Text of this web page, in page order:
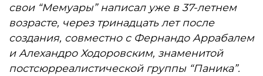
свои “Мемуары” написал уже в 37-летнем
возрасте, через тринадцать лет после
создания, совместно с Фернандо Аррабалем
и Алехандро Ходоровским, знаменитой
постсюрреалистической группы “Паника”.